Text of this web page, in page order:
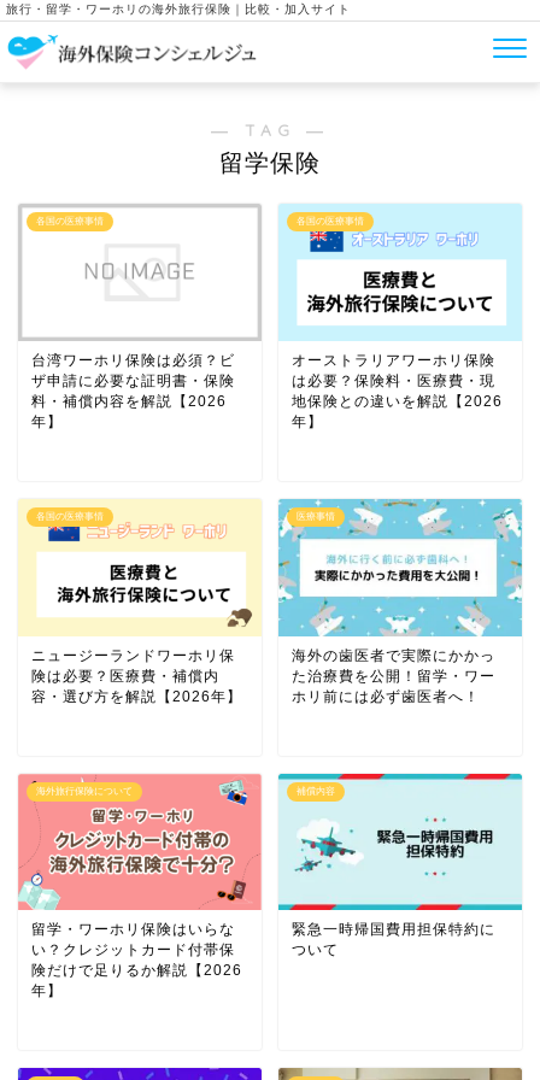
旅行・留学・ワーホリの海外旅行保険｜比較・加入サイト
― TAG ―
留学保険
各国の医療事情
台湾ワーホリ保険は必須？ビ
ザ申請に必要な証明書・保険
料・補償内容を解説【2026
年】
各国の医療事情
オーストラリアワーホリ保険
は必要？保険料・医療費・現
地保険との違いを解説【2026
年】
各国の医療事情
ニュージーランドワーホリ保
険は必要？医療費・補償内
容・選び方を解説【2026年】
医療事情
海外の歯医者で実際にかかっ
た治療費を公開！留学・ワー
ホリ前には必ず歯医者へ！
海外旅行保険について
留学・ワーホリ保険はいらな
い？クレジットカード付帯保
険だけで足りるか解説【2026
年】
補償内容
緊急一時帰国費用担保特約に
ついて